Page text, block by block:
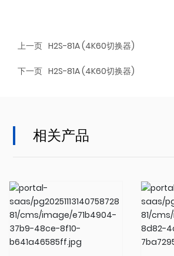
上一页 H2S-81A (4K60切换器)
下一页 H2S-81A (4K60切换器)
相关产品